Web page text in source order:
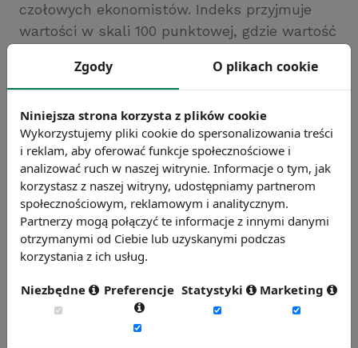
czołowych ekonomistów. Indeks przyjmuje
wartości w skali 100 punktowej, gdzie wartość
gospodarczego na poziomie 4% PKB rocznie.
Źródło: PKPP Lewiatan
Chcesz wiedzieć więcej?
Zobacz więcej wiadomości
Zgody O plikach cookie
Niniejsza strona korzysta z plików cookie
Wykorzystujemy pliki cookie do spersonalizowania treści
i reklam, aby oferować funkcje społecznościowe i
analizować ruch w naszej witrynie. Informacje o tym, jak
korzystasz z naszej witryny, udostępniamy partnerom
społecznościowym, reklamowym i analitycznym.
Partnerzy mogą połączyć te informacje z innymi danymi
otrzymanymi od Ciebie lub uzyskanymi podczas
korzystania z ich usług.
Niezbędne Preferencje Statystyki Marketing